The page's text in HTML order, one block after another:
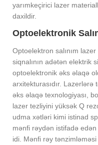
yarımkeçirici lazer
daxildir.
Optoelektronik
Optoelektron salınım
siqnalının adətən elektrik
optoelektronik əks əlaqə
arxitekturasıdır.
əks əlaqə texnologiyası,
lazer tezliyini yüksək Q
udma xətləri kimi istinad
mənfi rəydən istifadə
idi. Mənfi rəy